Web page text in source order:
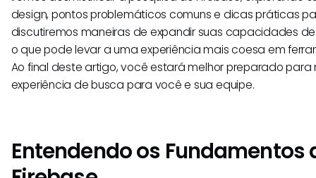
design, pontos problemáticos comuns e dicas práticas
discutiremos maneiras de expandir suas capacidades
o que pode levar a uma experiência mais coesa em
Ao final deste artigo, você estará melhor preparado
experiência de busca para você e sua equipe.
Entendendo os Fundamentos